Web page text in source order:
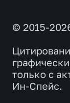
© 2015-
только с
Ин-Спейс.